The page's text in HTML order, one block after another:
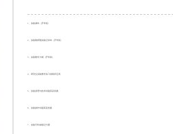
1 实验课件（开学初）
2 、实验教师预实验记录本（开学初）
3 、实验教学大纲（开学初）
4 、研究生实验教学实习成绩评定表
5 实验原理与技术试题库及答案
6 实验操作试题库及答案
7 实验平时成绩记分册